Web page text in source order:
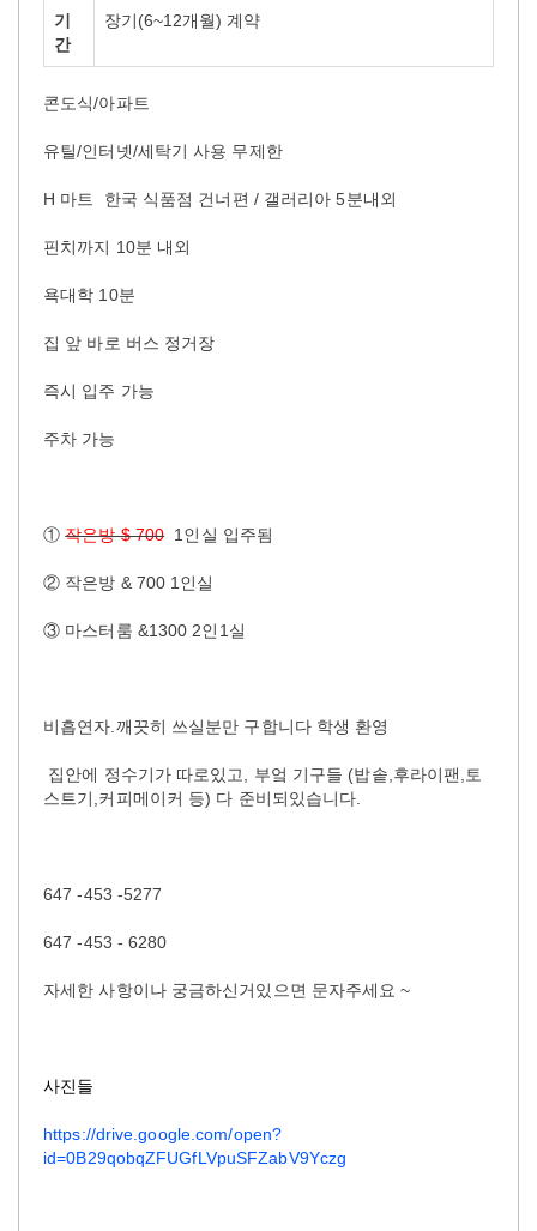
기
간
장기(6~12개월) 계약
콘도식/아파트
유틸/인터넷/세탁기 사용 무제한
H 마트 한국 식품점 건너편 / 갤러리아 5분내외
핀치까지 10분 내외
욕대학 10분
집 앞 바로 버스 정거장
즉시 입주 가능
주차 가능
①작은방 $ 700 1인실 입주됨
② 작은방 & 700 1인실
③ 마스터룸 &1300 2인1실
비흡연자.깨끗히 쓰실분만 구합니다 학생 환영
집안에 정수기가 따로있고, 부엌 기구들 (밥솥,후라이팬,토
스트기,커피메이커 등) 다 준비되있습니다.
647 -453 -5277
647 -453 - 6280
자세한 사항이나 궁금하신거있으면 문자주세요 ~
사진들
https://drive.google.com/open?
id=0B29qobqZFUGfLVpuSFZabV9Yczg